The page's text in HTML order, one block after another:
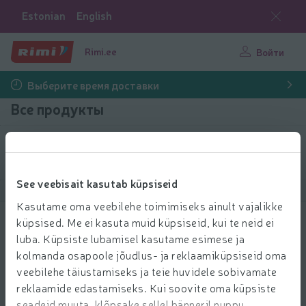
See veebisait kasutab küpsiseid
Kasutame oma veebilehe toimimiseks ainult vajalikke
küpsised. Me ei kasuta muid küpsiseid, kui te neid ei
luba. Küpsiste lubamisel kasutame esimese ja
kolmanda osapoole jõudlus- ja reklaamiküpsiseid oma
veebilehe täiustamiseks ja teie huvidele sobivamate
reklaamide edastamiseks. Kui soovite oma küpsiste
Estonian English
Rimi.ee Войти
Выберите время доставки
Все продукты
Выбрать продукты
Показать продукты
Kahepoolne teip Tesa 1,5m x 19mm
5.99 € за шт.
599 Цена за единицу: 5,99 €/шт.
5,99 €/шт.
Добавить в корзину